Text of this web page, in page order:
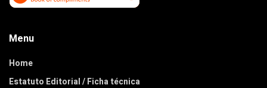
Menu
Home
Estatuto Editorial / Ficha técnica